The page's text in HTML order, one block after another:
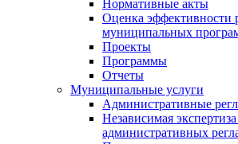
Нормативные акты
Оценка эффективности
муниципальных
Проекты
Программы
Отчеты
Муниципальные услуги
Административные
Независимая
административных